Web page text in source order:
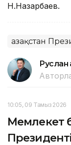
Н.Назарбаев.
Қазақстан
Руслан
10:05, 09 Тамыз 2026
Мемлекет